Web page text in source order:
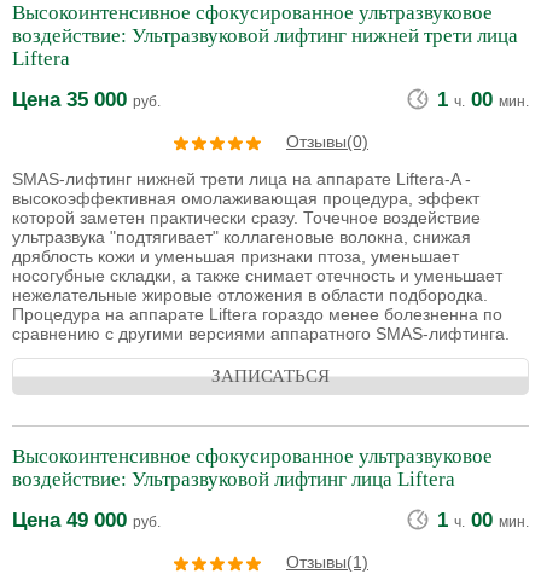
Высокоинтенсивное сфокусированное ультразвуковое
воздействие: Ультразвуковой лифтинг нижней трети лица
Liftera
Цена35 000 руб. 1 ч. 00 мин.
Отзывы(0)
SMAS-лифтинг нижней трети лица на аппарате Liftera-A -
высокоэффективная омолаживающая процедура, эффект
которой заметен практически сразу. Точечное воздействие
ультразвука "подтягивает" коллагеновые волокна, снижая
дряблость кожи и уменьшая признаки птоза, уменьшает
носогубные складки, а также снимает отечность и уменьшает
нежелательные жировые отложения в области подбородка.
Процедура на аппарате Liftera гораздо менее болезненна по
сравнению с другими версиями аппаратного SMAS-лифтинга.
ЗАПИСАТЬСЯ
Высокоинтенсивное сфокусированное ультразвуковое
воздействие: Ультразвуковой лифтинг лица Liftera
Цена49 000 руб. 1 ч. 00 мин.
Отзывы(1)